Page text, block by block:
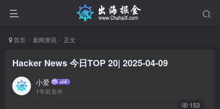
首页 新闻资讯 正文
Hacker News 今日TOP 20| 2025-04-09
小爱
1年前发布
153